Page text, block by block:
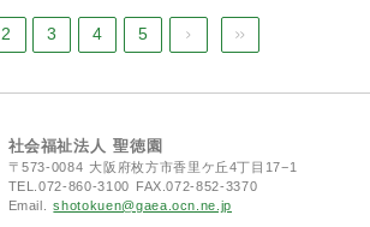
2 3 4 5 次へ
社会福祉法人 聖徳園
〒573-0084 大阪府枚方市香里ケ丘4丁目17−1
TEL.072-860-3100 FAX.072-852-3370
Email.shotokuen@gaea.ocn.ne.jp